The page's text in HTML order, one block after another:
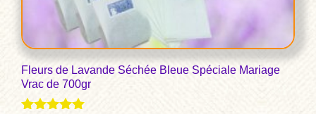
Fleurs de Lavande Séchée Bleue Spéciale Mariage
Vrac de 700gr